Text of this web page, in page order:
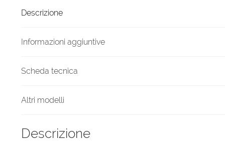
1000
quantità
Descrizione
Informazioni aggiuntive
Scheda tecnica
Altri modelli
Descrizione